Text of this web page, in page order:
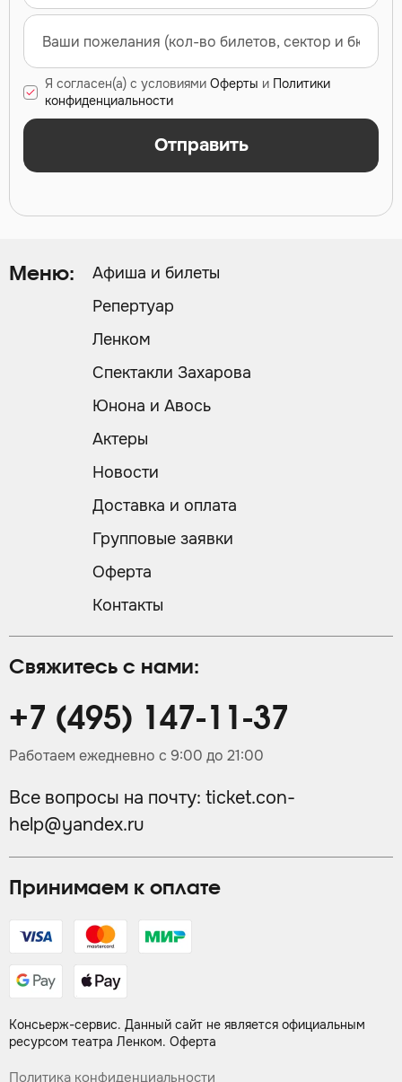
Я согласен(а) с условиями Оферты и Политики
конфиденциальности
Отправить
Принимаем к оплате
Консьерж-сервис. Данный сайт не является официальным
ресурсом театра Ленком. Оферта
Политика конфиденциальности
Свяжитесь с нами:
+7 (495) 147-11-37
Работаем ежедневно с 9:00 до 21:00
Все вопросы на почту: ticket.con-
help@yandex.ru
Меню:
Афиша и билеты
Репертуар
Ленком
Спектакли Захарова
Юнона и Авось
Актеры
Новости
Доставка и оплата
Групповые заявки
Оферта
Контакты